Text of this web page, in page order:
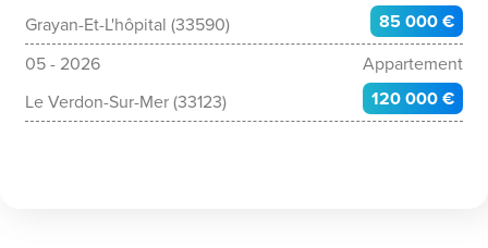
Grayan-Et-L'hôpital (33590)
85 000 €
05 - 2026
Appartement
Le Verdon-Sur-Mer (33123)
120 000 €